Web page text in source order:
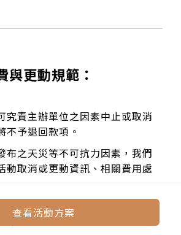
與更動規範：
究責主辦單位之因素中止或取消
不予退回款項。
布之天災等不可抗力因素，我們
動取消或更動資訊、相關費用處
團人數而活動無法成立，我們將於
含)前 2-4 日內通知未成團
與 相關
查看活動方案